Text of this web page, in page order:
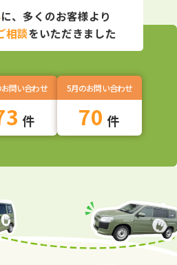
に、多くのお客様より
相談をいただきました
問い合わせ
件
5月のお問い合わせ
70 件